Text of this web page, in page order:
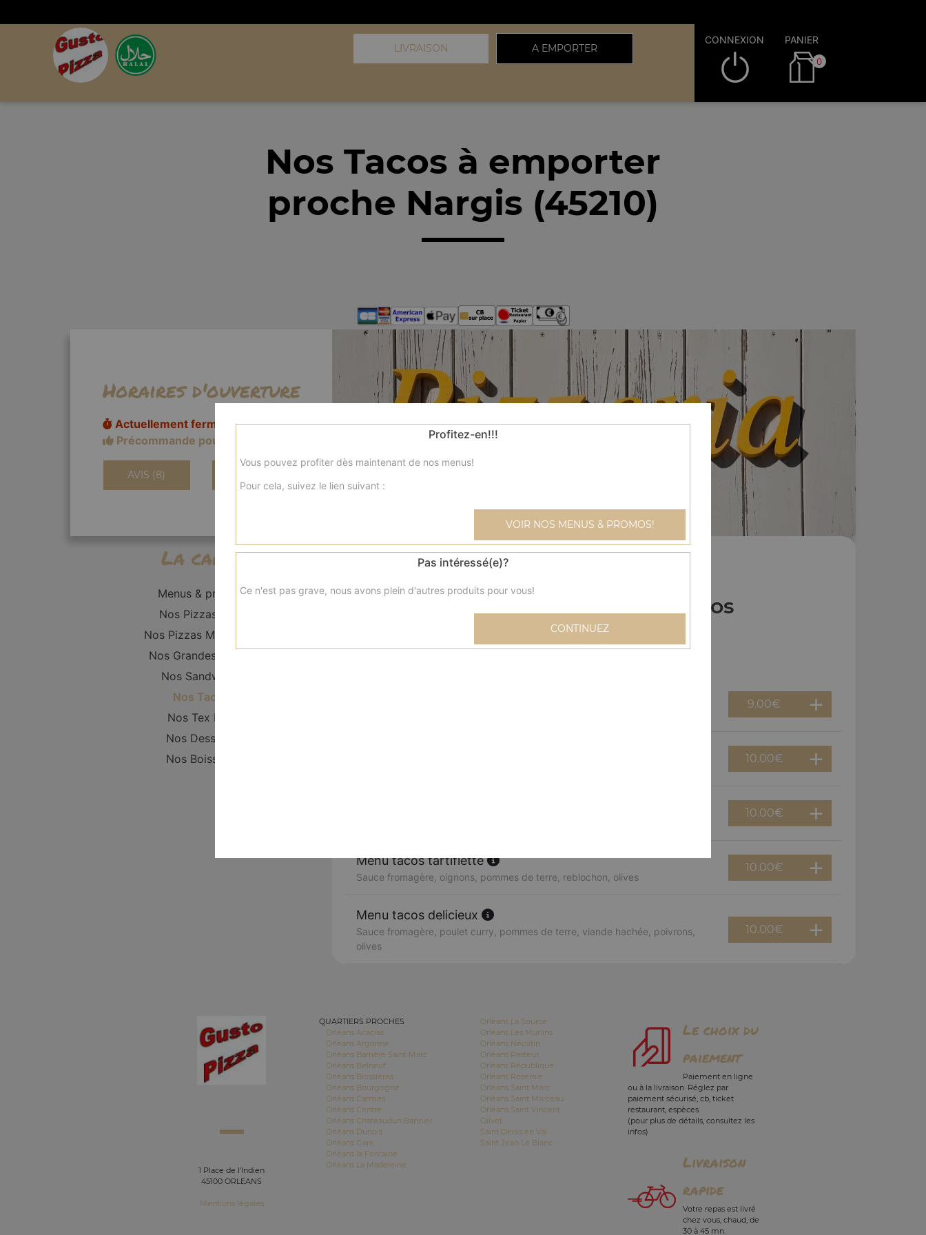
LIVRAISON A EMPORTER
CONNEXION PANIER
0
Nos Tacos à emporter
proche Nargis (45210)
Horaires d'ouverture
Actuellement fermé
Précommande pour 18h20
AVIS (8)
La carte
Menus & promos
Nos Pizzas Solo
Nos Pizzas Moyennes
Nos Grandes Pizzas
Nos Sandwichs
Nos Tacos
Nos Tex Mex
Nos Desserts
Nos Boissons
Nos Tacos
9.00€
10.00€
10.00€
Menu tacos tartiflette
Sauce fromagère, oignons, pommes de terre, reblochon, olives
10.00€
Menu tacos delicieux
Sauce fromagère, poulet curry, pommes de terre, viande hachée, poivrons,
olives
10.00€
1 Place de l'Indien
45100 ORLEANS
Mentions légales
QUARTIERS PROCHES
Orléans Acacias
Orléans Argonne
Orléans Barrière Saint Marc
Orléans Belneuf
Orléans Blossières
Orléans Bourgogne
Orléans Carmes
Orléans Centre
Orléans Chateaudun Bannier
Orléans Dunois
Orléans Gare
Orléans la Fontaine
Orléans La Madeleine
Orléans La Source
Orléans Les Murlins
Orléans Nécotin
Orléans Pasteur
Orléans République
Orléans Roseraie
Orléans Saint Marc
Orléans Saint Marceau
Orléans Saint Vincent
Olivet
Saint Denis en Val
Saint Jean Le Blanc
Le choix du
paiement
Paiement en ligne
ou à la livraison. Réglez par
paiement sécurisé, cb, ticket
restaurant, espèces.
(pour plus de détails, consultez les
infos)
Livraison
rapide
Votre repas est livré
chez vous, chaud, de
30 à 45 mn.
Profitez-en!!!
Vous pouvez profiter dès maintenant de nos menus!
Pour cela, suivez le lien suivant :
VOIR NOS MENUS & PROMOS!
Pas intéressé(e)?
Ce n'est pas grave, nous avons plein d'autres produits pour vous!
CONTINUEZ